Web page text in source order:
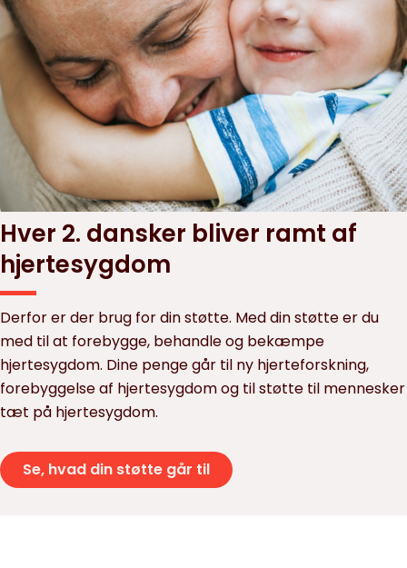
Hver 2. dansker bliver ramt af
hjertesygdom
Derfor er der brug for din støtte. Med din støtte er du
med til at forebygge, behandle og bekæmpe
hjertesygdom. Dine penge går til ny hjerteforskning,
forebyggelse af hjertesygdom og til støtte til mennesker
tæt på hjertesygdom.
Se, hvad din støtte går til